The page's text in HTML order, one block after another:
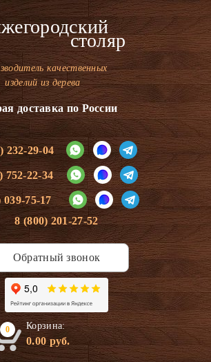
столяр
качественных
изделий из дерева
доставка по России
232-29-04
752-22-34
039-75-17
8 (800) 201-27-52
Обратный звонок
0 Корзина:
0.00руб.